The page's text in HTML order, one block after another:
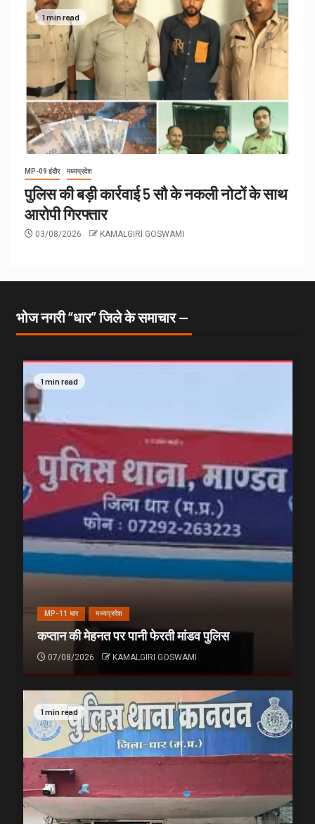
1 min read
MP-09 इंदौर मध्यप्रदेश
पुलिस की बड़ी कार्रवाई 5 सौ के नकली नोटों के साथ
आरोपी गिरफ्तार
03/08/2026 KAMALGIRI GOSWAMI
भोज नगरी “धार” जिले के समाचार —
1 min read
MP-11 धार मध्यप्रदेश
कप्तान की मेहनत पर पानी फेरती मांडव पुलिस
07/08/2026 KAMALGIRI GOSWAMI
1 min read